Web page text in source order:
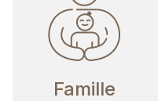
Famille